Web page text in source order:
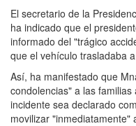
El secretario de la
ha indicado que el
informado del "trágico
que el vehículo trasladaba
Así, ha manifestado que
condolencias" a las
incidente sea declarado
movilizar "inmediatamente"